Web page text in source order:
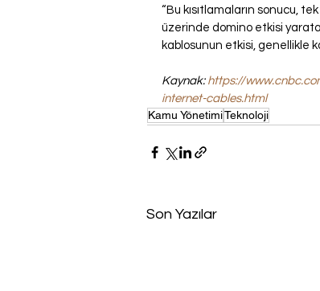
“Bu kısıtlamaların sonucu,
üzerinde domino etkisi
kablosunun etkisi, genellikle
Kaynak: https://
internet-cables.html
Kamu YönetimiTeknoloji
Son Yazılar